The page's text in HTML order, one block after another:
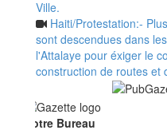
Haiti/Protestation:- Plusieurs
sont descendues dans les rues
l'Attalaye pour éxiger le courant
construction de routes et d'une
Bureau